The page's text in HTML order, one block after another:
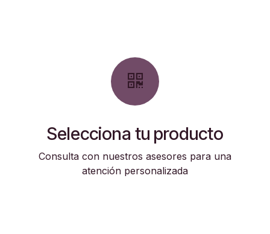
Selecciona tu producto
Consulta con nuestros asesores para una
atención personalizada